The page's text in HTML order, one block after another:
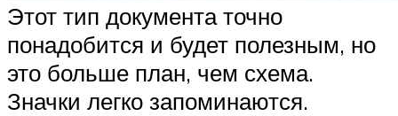
Этот тип документа точно
понадобится и будет полезным, но
это больше план, чем схема.
Значки легко запоминаются.